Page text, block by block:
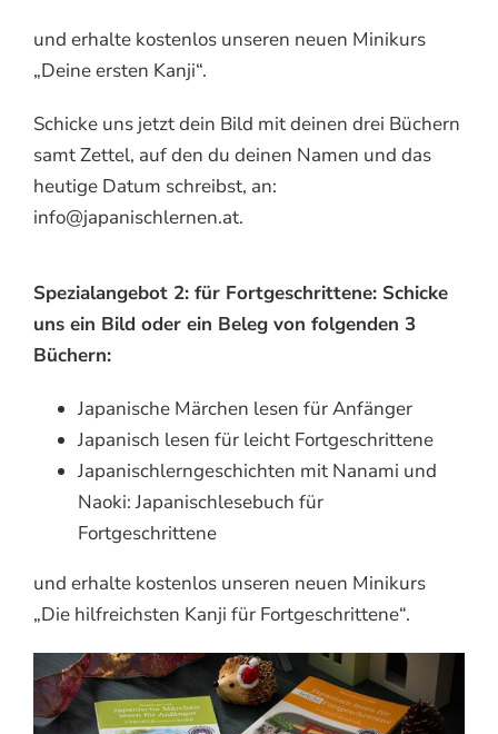
und erhalte kostenlos unseren neuen Minikurs
„Deine ersten Kanji“.
Schicke uns jetzt dein Bild mit deinen drei Büchern
samt Zettel, auf den du deinen Namen und das
heutige Datum schreibst, an:
info@japanischlernen.at.
Spezialangebot 2: für Fortgeschrittene: Schicke
uns ein Bild oder ein Beleg von folgenden 3
Büchern:
Japanische Märchen lesen für Anfänger
Japanisch lesen für leicht Fortgeschrittene
Japanischlerngeschichten mit Nanami und
Naoki: Japanischlesebuch für
Fortgeschrittene
und erhalte kostenlos unseren neuen Minikurs
„Die hilfreichsten Kanji für Fortgeschrittene“.